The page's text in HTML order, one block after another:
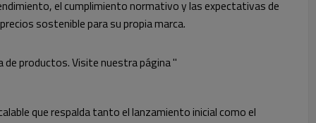
el cumplimiento normativo y las expectativas de
sostenible para su propia marca.
de productos. Visite nuestra página "
que respalda tanto el lanzamiento inicial como el